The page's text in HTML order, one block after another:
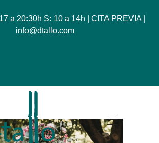
a 20:30h S: 10 a 14h | CITA PREVIA |
info@dtallo.com